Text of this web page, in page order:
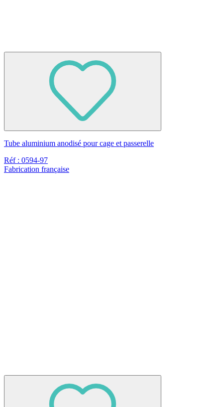
Tube aluminium anodisé pour cage et passerelle
Réf : 0594-97
Fabrication française